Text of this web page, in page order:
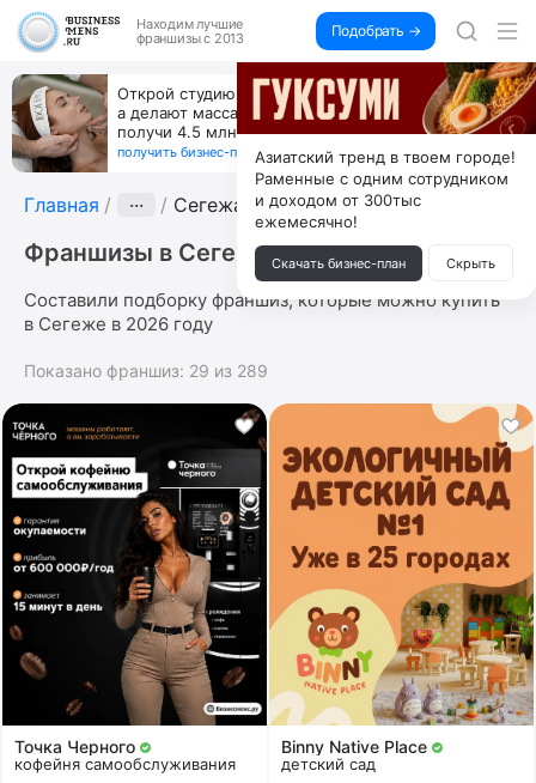
Находим лучшие
франшизы с 2013
Подобрать →
Открой студию, где не колют и не режут,
а делают массаж лица руками и в первый же год
получи 4.5 млн
получить бизнес-план ↓
Главная ··· Сегежа
Франшизы в Сегеже
Составили подборку франшиз, которые можно купить
в Сегеже в 2026 году
Показано франшиз: 29 из 289
Точка Черного
кофейня самообслуживания
Binny Native Place
детский сад
Азиатский тренд в твоем городе!
Раменные с одним сотрудником
и доходом от 300тыс
ежемесячно!
Скачать бизнес-план Скрыть